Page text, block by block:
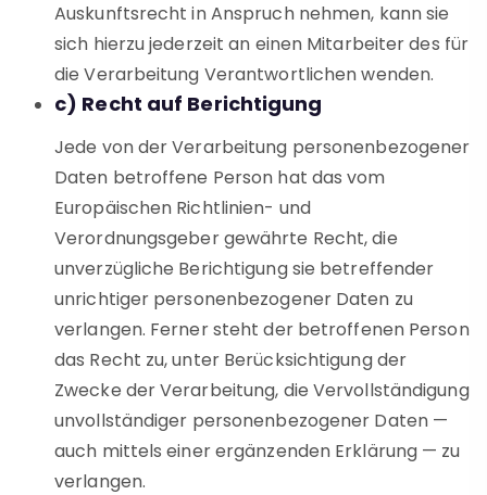
Auskunftsrecht in Anspruch nehmen, kann sie
sich hierzu jederzeit an einen Mitarbeiter des für
die Verarbeitung Verantwortlichen wenden.
c) Recht auf Berichtigung
Jede von der Verarbeitung personenbezogener
Daten betroffene Person hat das vom
Europäischen Richtlinien- und
Verordnungsgeber gewährte Recht, die
unverzügliche Berichtigung sie betreffender
unrichtiger personenbezogener Daten zu
verlangen. Ferner steht der betroffenen Person
das Recht zu, unter Berücksichtigung der
Zwecke der Verarbeitung, die Vervollständigung
unvollständiger personenbezogener Daten —
auch mittels einer ergänzenden Erklärung — zu
verlangen.